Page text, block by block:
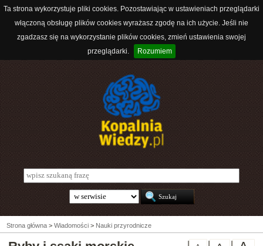
Ta strona wykorzystuje pliki cookies. Pozostawiając w ustawieniach przeglądarki
włączoną obsługę plików cookies wyrażasz zgodę na ich użycie. Jeśli nie
zgadzasz się na wykorzystanie plików cookies, zmień ustawienia swojej
przeglądarki.
Rozumiem
Strona główna > Wiadomości > Nauki przyrodnicze